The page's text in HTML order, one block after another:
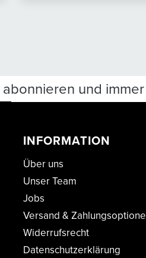
abonnieren und
INFORMATION
Über uns
Unser Team
Jobs
Versand &
Widerrufsrecht
Datenschutzerklärung